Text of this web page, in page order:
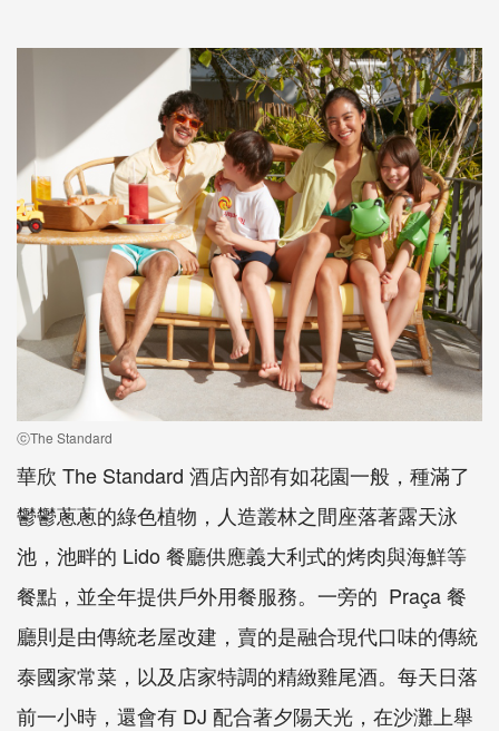
ⓒThe Standard
華欣 The Standard 酒店內部有如花園一般，種滿了
鬱鬱蔥蔥的綠色植物，人造叢林之間座落著露天泳
池，池畔的 Lido 餐廳供應義大利式的烤肉與海鮮等
餐點，並全年提供戶外用餐服務。一旁的 Praça 餐
廳則是由傳統老屋改建，賣的是融合現代口味的傳統
泰國家常菜，以及店家特調的精緻雞尾酒。每天日落
前一小時，還會有 DJ 配合著夕陽天光，在沙灘上舉